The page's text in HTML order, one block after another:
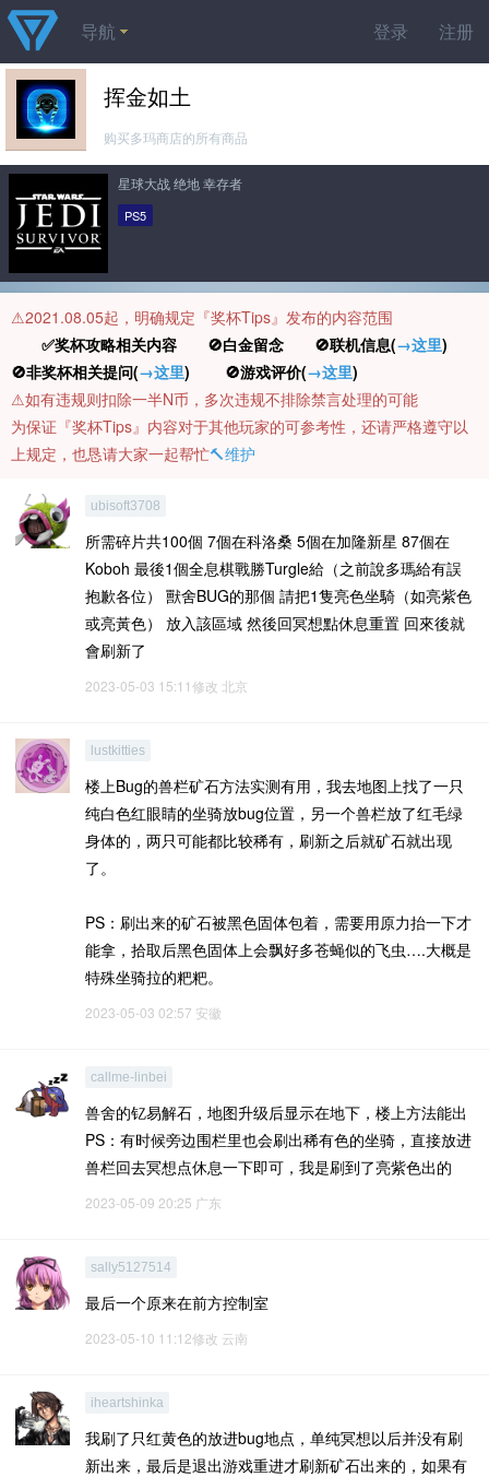
登录 注册
导航
挥金如土
购买多玛商店的所有商品
星球大战 绝地 幸存者
PS5
⚠️2021.08.05起，明确规定『奖杯Tips』发布的内容范围
✅奖杯攻略相关内容 🚫白金留念 🚫联机信息(→这里)
🚫非奖杯相关提问(→这里) 🚫游戏评价(→这里)
⚠️如有违规则扣除一半N币，多次违规不排除禁言处理的可能
为保证『奖杯Tips』内容对于其他玩家的可参考性，还请严格遵守以
上规定，也恳请大家一起帮忙🔨维护
ubisoft3708
所需碎片共100個 7個在科洛桑 5個在加隆新星 87個在
Koboh 最後1個全息棋戰勝Turgle給（之前說多瑪給有誤
抱歉各位） 獸舍BUG的那個 請把1隻亮色坐騎（如亮紫色
或亮黃色） 放入該區域 然後回冥想點休息重置 回來後就
會刷新了
2023-05-03 15:11修改 北京
lustkitties
楼上Bug的兽栏矿石方法实测有用，我去地图上找了一只
纯白色红眼睛的坐骑放bug位置，另一个兽栏放了红毛绿
身体的，两只可能都比较稀有，刷新之后就矿石就出现
了。
PS：刷出来的矿石被黑色固体包着，需要用原力抬一下才
能拿，拾取后黑色固体上会飘好多苍蝇似的飞虫….大概是
特殊坐骑拉的粑粑。
2023-05-03 02:57 安徽
callme-linbei
兽舍的钇易解石，地图升级后显示在地下，楼上方法能出
PS：有时候旁边围栏里也会刷出稀有色的坐骑，直接放进
兽栏回去冥想点休息一下即可，我是刷到了亮紫色出的
2023-05-09 20:25 广东
sally5127514
最后一个原来在前方控制室
2023-05-10 11:12修改 云南
iheartshinka
我刷了只红黄色的放进bug地点，单纯冥想以后并没有刷
新出来，最后是退出游戏重进才刷新矿石出来的，如果有